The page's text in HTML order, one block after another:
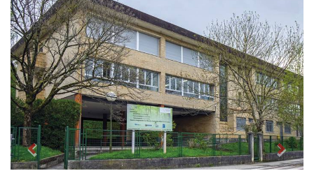
Previous Next